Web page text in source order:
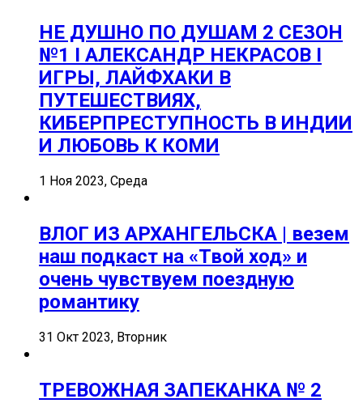
НЕ ДУШНО ПО ДУШАМ 2 СЕЗОН
№1 I АЛЕКСАНДР НЕКРАСОВ I
ИГРЫ, ЛАЙФХАКИ В
ПУТЕШЕСТВИЯХ,
КИБЕРПРЕСТУПНОСТЬ В ИНДИИ
И ЛЮБОВЬ К КОМИ
1 Ноя 2023, Среда
ВЛОГ ИЗ АРХАНГЕЛЬСКА | везем
наш подкаст на «Твой ход» и
очень чувствуем поездную
романтику
31 Окт 2023, Вторник
ТРЕВОЖНАЯ ЗАПЕКАНКА № 2